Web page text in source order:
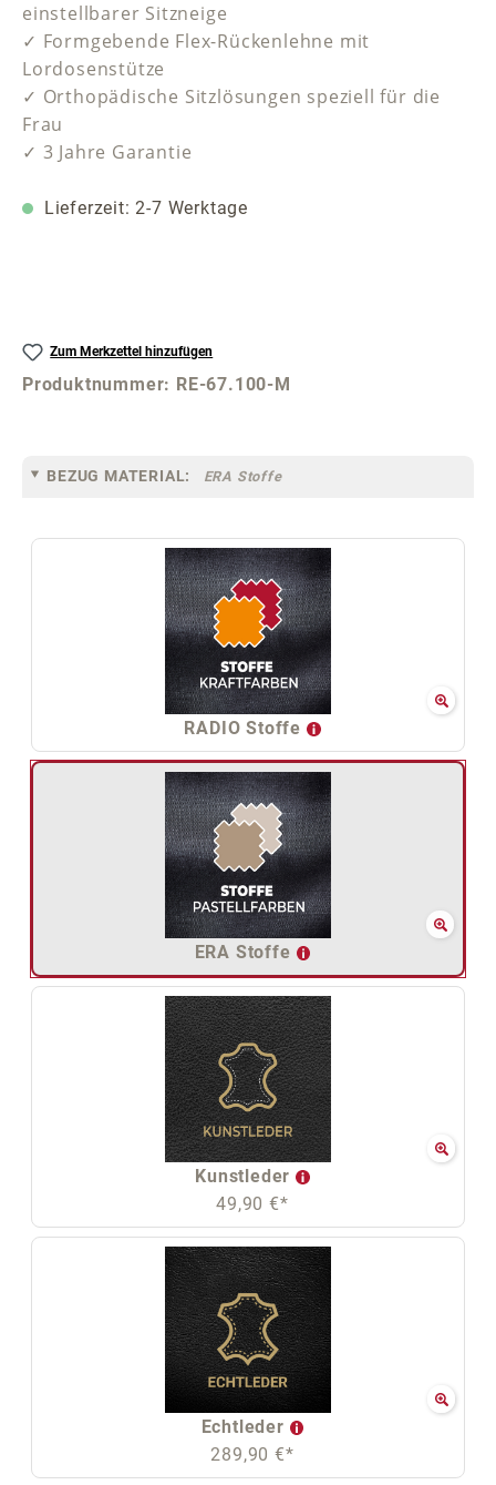
einstellbarer Sitzneige
✓ Formgebende Flex-Rückenlehne mit
Lordosenstütze
✓ Orthopädische Sitzlösungen speziell für die
Frau
✓ 3 Jahre Garantie
Lieferzeit: 2-7 Werktage
Zum Merkzettel hinzufügen
Produktnummer: RE-67.100-M
BEZUG MATERIAL: ERA Stoffe
RADIO Stoffe
ERA Stoffe
Kunstleder
49,90 €*
Echtleder
289,90 €*